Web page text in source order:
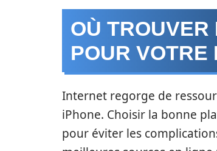
OÙ
POUR VOTRE
Internet regorge de
iPhone. Choisir la bonne
pour éviter les